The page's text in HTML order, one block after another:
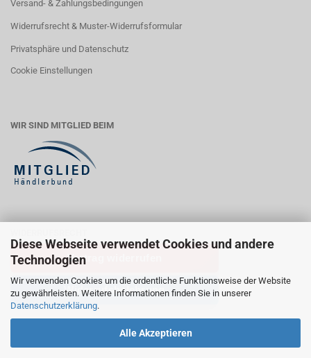
Diese Webseite verwendet Cookies und andere
Technologien
Wir verwenden Cookies um die ordentliche Funktionsweise der Website
zu gewährleisten. Weitere Informationen finden Sie in unserer
Datenschutzerklärung.
Alle Akzeptieren
Versand- & Zahlungsbedingungen
Widerrufsrecht & Muster-Widerrufsformular
Privatsphäre und Datenschutz
Cookie Einstellungen
WIR SIND MITGLIED BEIM
Vertrag widerrufen
Widerrufsbelehrung